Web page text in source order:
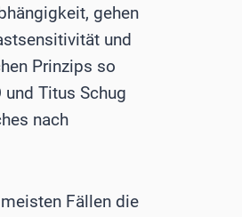
gehen
und
Prinzips so
und Titus Schug
nach
Fällen die